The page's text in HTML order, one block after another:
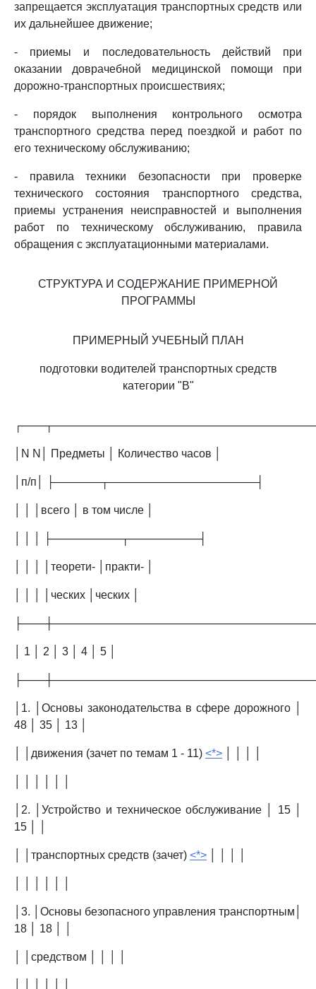
запрещается эксплуатация транспортных средств или
их дальнейшее движение;
- приемы и последовательность действий при
оказании доврачебной медицинской помощи при
дорожно-транспортных происшествиях;
- порядок выполнения контрольного осмотра
транспортного средства перед поездкой и работ по
его техническому обслуживанию;
- правила техники безопасности при проверке
технического состояния транспортного средства,
приемы устранения неисправностей и выполнения
работ по техническому обслуживанию, правила
обращения с эксплуатационными материалами.
СТРУКТУРА И СОДЕРЖАНИЕ ПРИМЕРНОЙ
ПРОГРАММЫ
ПРИМЕРНЫЙ УЧЕБНЫЙ ПЛАН
подготовки водителей транспортных средств
категории "B"
│N N│ Предметы │ Количество часов │
│п/п│ ├──────┬───────────────────┤
│ │ │всего │ в том числе │
│ │ │ ├─────────┬─────────┤
│ │ │ │теорети- │практи- │
│ │ │ │ческих │ческих │
│ 1 │ 2 │ 3 │ 4 │ 5 │
│1. │Основы законодательства в сфере дорожного │
48 │ 35 │ 13 │
│ │движения (зачет по темам 1 - 11) <*>
│2. │Устройство и техническое обслуживание │ 15 │
15 │ │
│ │транспортных средств (зачет) <*>
│3. │Основы безопасного управления транспортным│
18 │ 18 │ │
│ │средством │ │ │ │